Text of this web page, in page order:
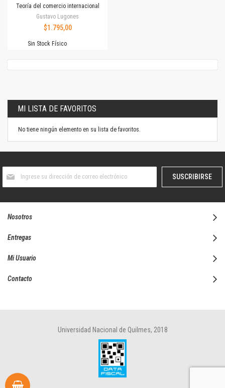
Teoría del comercio internacional
Gustavo Lugones
$1.795,00
Sin Stock Físico
MI LISTA DE FAVORITOS
No tiene ningún elemento en su lista de favoritos.
boletín
SUSCRIBIRSE
Nosotros
Entregas
Mi Usuario
Contacto
Universidad Nacional de Quilmes, 2018